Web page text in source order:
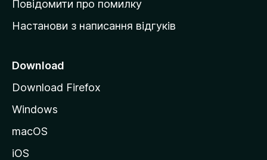
M
z
l
l
Повідомити про помилку
Настанови з написання відгуків
Download
Download Firefox
Windows
macOS
iOS